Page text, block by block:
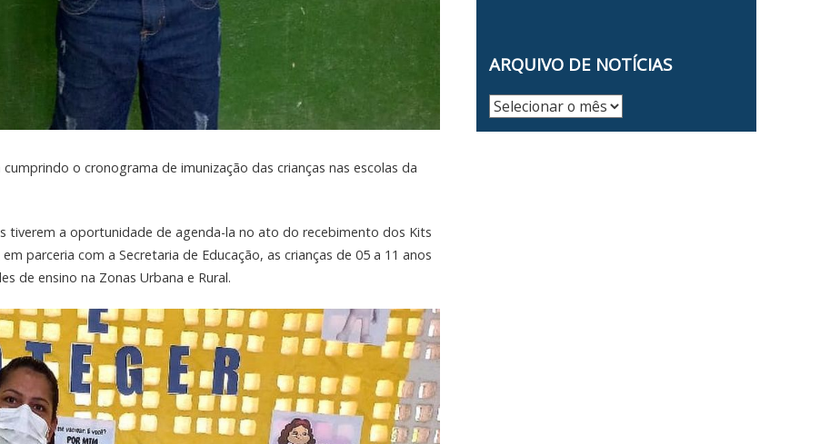
o cronograma de imunização das crianças nas escolas da
tiverem a oportunidade de agenda-la no ato do recebimento dos Kits
parceria com a Secretaria de Educação, as crianças de 05 a 11 anos
de ensino na Zonas Urbana e Rural.
ARQUIVO DE NOTÍCIAS
Arquivo